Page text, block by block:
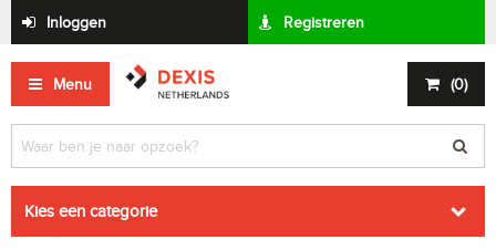
Inloggen Registreren
Menu (0)
Kies een categorie